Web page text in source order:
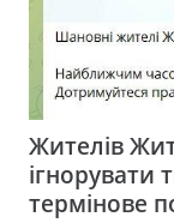
Жителів
ігнорувати
термінове